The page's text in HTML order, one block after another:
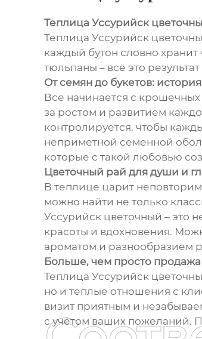
Теплица Уссурийск
Теплица Уссурийск
каждый бутон словно
тюльпаны – всё это
От семян до букетов:
Все начинается с
за ростом и развитием
контролируется, чтобы
неприметной семенной
которые с такой любовью
Цветочный рай для души и
В теплице царит
можно найти не только
Уссурийск цветочный – это
красоты и вдохновения.
ароматом и разнообразием
Больше, чем просто продажа
Теплица Уссурийск
но и теплые отношения с
визит приятным и
с учётом ваших пожеланий.